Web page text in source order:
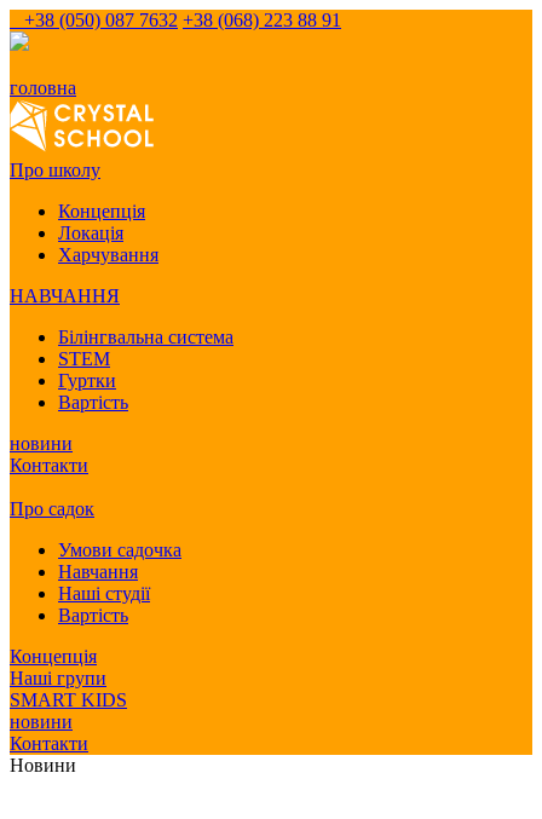
+38 (050) 087 7632 +38 (068) 223 88 91
головна
Про школу
Концепція
Локація
Харчування
НАВЧАННЯ
Білінгвальна система
STEM
Гуртки
Вартість
новини
Контакти
Про садок
Умови садочка
Навчання
Наші студії
Вартість
Концепція
Наші групи
SMART KIDS
новини
Контакти
Новини